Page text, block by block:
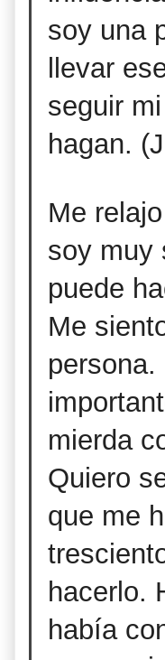
soy una
llevar
seguir
hagan.
Me
soy muy
puede
Me
mierda
Quiero
que me
hacerlo.
había